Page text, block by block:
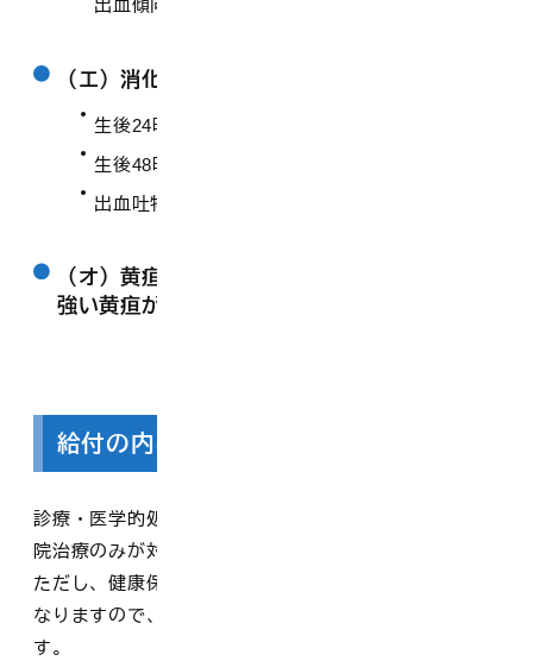
出血傾向が強い
（エ）消化器系
生後24時間以上排便がない
生後48時間以上嘔吐持続している
出血吐物、血性便がある
（オ）黄疸 生後数時間以内に現れるか、異常に
強い黄疸がある
給付の内容
診療・医学的処置・治療等の支給が受けられます。（入
院治療のみが対象です。）
ただし、健康保険法で対象としている医療が給付範囲と
なりますので、保険対象外のものについては除外されま
す。